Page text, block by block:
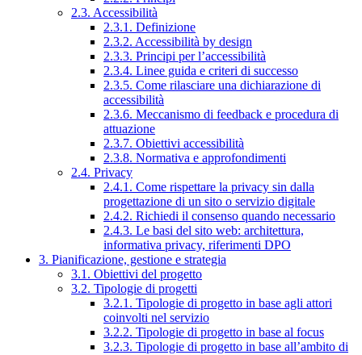
2.3. Accessibilità
2.3.1. Definizione
2.3.2. Accessibilità by design
2.3.3. Principi per l’accessibilità
2.3.4. Linee guida e criteri di successo
2.3.5. Come rilasciare una dichiarazione di
accessibilità
2.3.6. Meccanismo di feedback e procedura di
attuazione
2.3.7. Obiettivi accessibilità
2.3.8. Normativa e approfondimenti
2.4. Privacy
2.4.1. Come rispettare la privacy sin dalla
progettazione di un sito o servizio digitale
2.4.2. Richiedi il consenso quando necessario
2.4.3. Le basi del sito web: architettura,
informativa privacy, riferimenti DPO
3. Pianificazione, gestione e strategia
3.1. Obiettivi del progetto
3.2. Tipologie di progetti
3.2.1. Tipologie di progetto in base agli attori
coinvolti nel servizio
3.2.2. Tipologie di progetto in base al focus
3.2.3. Tipologie di progetto in base all’ambito di